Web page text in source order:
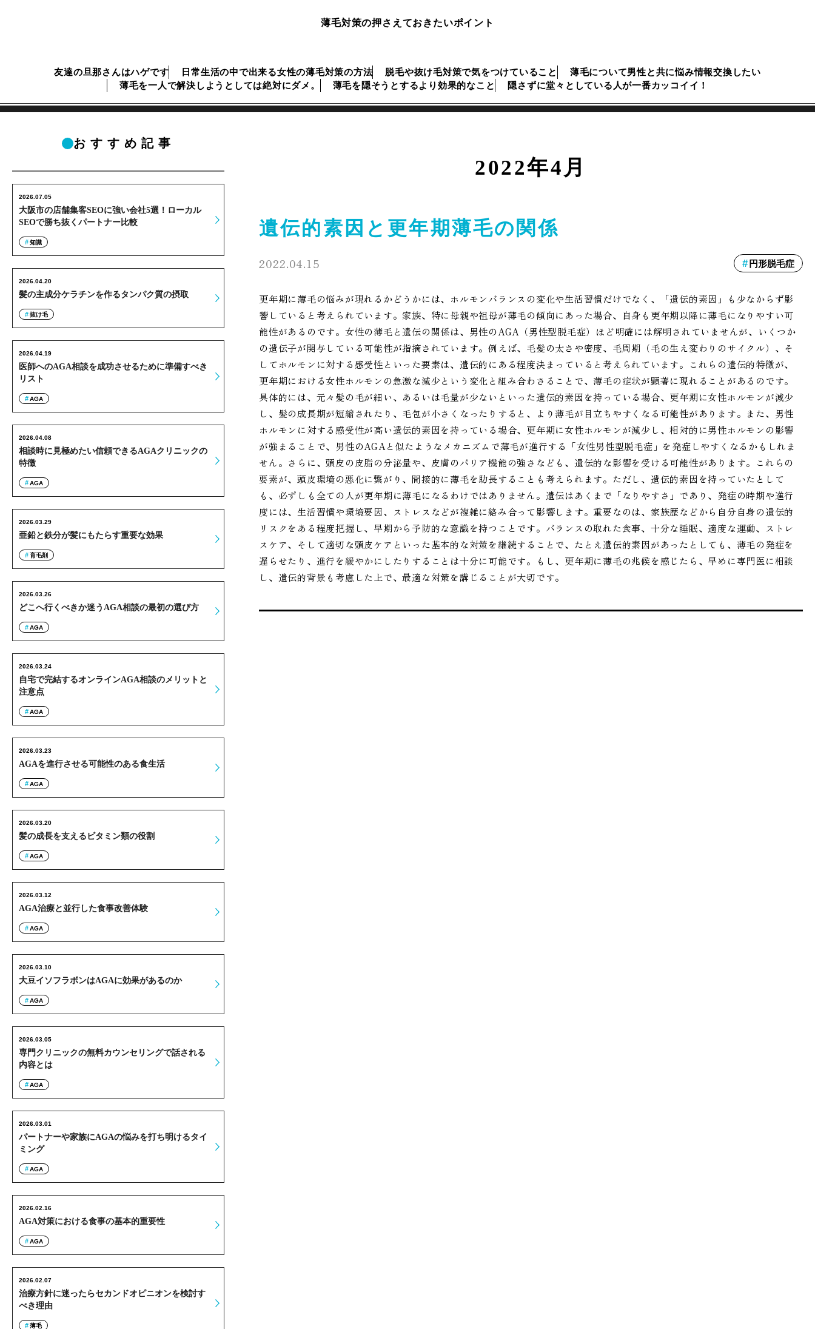
薄毛対策の押さえておきたいポイント
友達の旦那さんはハゲです 日常生活の中で出来る女性の薄毛対策の方法 脱毛や抜け毛対策で気をつけていること
薄毛について男性と共に悩み情報交換したい
薄毛を一人で解決しようとしては絶対にダメ。
薄毛を隠そうとするより効果的なこと 隠さずに堂々としている人が一番カッコイイ！
2022年4月
遺伝的素因と更年期薄毛の関係
2022.04.15 円形脱毛症
更年期に薄毛の悩みが現れるかどうかには、ホルモンバランスの変化や生活習慣だけでなく、「遺伝的素因」も少なからず影
響していると考えられています。家族、特に母親や祖母が薄毛の傾向にあった場合、自身も更年期以降に薄毛になりやすい可
能性があるのです。女性の薄毛と遺伝の関係は、男性のAGA（男性型脱毛症）ほど明確には解明されていませんが、いくつか
の遺伝子が関与している可能性が指摘されています。例えば、毛髪の太さや密度、毛周期（毛の生え変わりのサイクル）、そ
してホルモンに対する感受性といった要素は、遺伝的にある程度決まっていると考えられています。これらの遺伝的特徴が、
更年期における女性ホルモンの急激な減少という変化と組み合わさることで、薄毛の症状が顕著に現れることがあるのです。
具体的には、元々髪の毛が細い、あるいは毛量が少ないといった遺伝的素因を持っている場合、更年期に女性ホルモンが減少
し、髪の成長期が短縮されたり、毛包が小さくなったりすると、より薄毛が目立ちやすくなる可能性があります。また、男性
ホルモンに対する感受性が高い遺伝的素因を持っている場合、更年期に女性ホルモンが減少し、相対的に男性ホルモンの影響
が強まることで、男性のAGAと似たようなメカニズムで薄毛が進行する「女性男性型脱毛症」を発症しやすくなるかもしれま
せん。さらに、頭皮の皮脂の分泌量や、皮膚のバリア機能の強さなども、遺伝的な影響を受ける可能性があります。これらの
要素が、頭皮環境の悪化に繋がり、間接的に薄毛を助長することも考えられます。ただし、遺伝的素因を持っていたとして
も、必ずしも全ての人が更年期に薄毛になるわけではありません。遺伝はあくまで「なりやすさ」であり、発症の時期や進行
度には、生活習慣や環境要因、ストレスなどが複雑に絡み合って影響します。重要なのは、家族歴などから自分自身の遺伝的
リスクをある程度把握し、早期から予防的な意識を持つことです。バランスの取れた食事、十分な睡眠、適度な運動、ストレ
スケア、そして適切な頭皮ケアといった基本的な対策を継続することで、たとえ遺伝的素因があったとしても、薄毛の発症を
遅らせたり、進行を緩やかにしたりすることは十分に可能です。もし、更年期に薄毛の兆候を感じたら、早めに専門医に相談
し、遺伝的背景も考慮した上で、最適な対策を講じることが大切です。
おすすめ記事
大阪市の店舗集客SEOに強い会社5選！ローカル
SEOで勝ち抜くパートナー比較
2026.07.05
知識
髪の主成分ケラチンを作るタンパク質の摂取
2026.04.20
抜け毛
医師へのAGA相談を成功させるために準備すべき
リスト
2026.04.19
AGA
相談時に見極めたい信頼できるAGAクリニックの
特徴
2026.04.08
AGA
亜鉛と鉄分が髪にもたらす重要な効果
2026.03.29
育毛剤
どこへ行くべきか迷うAGA相談の最初の選び方
2026.03.26
AGA
自宅で完結するオンラインAGA相談のメリットと
注意点
2026.03.24
AGA
AGAを進行させる可能性のある食生活
2026.03.23
AGA
髪の成長を支えるビタミン類の役割
2026.03.20
AGA
AGA治療と並行した食事改善体験
2026.03.12
AGA
大豆イソフラボンはAGAに効果があるのか
2026.03.10
AGA
専門クリニックの無料カウンセリングで話される
内容とは
2026.03.05
AGA
パートナーや家族にAGAの悩みを打ち明けるタイ
ミング
2026.03.01
AGA
AGA対策における食事の基本的重要性
2026.02.16
AGA
治療方針に迷ったらセカンドオピニオンを検討す
べき理由
2026.02.07
薄毛